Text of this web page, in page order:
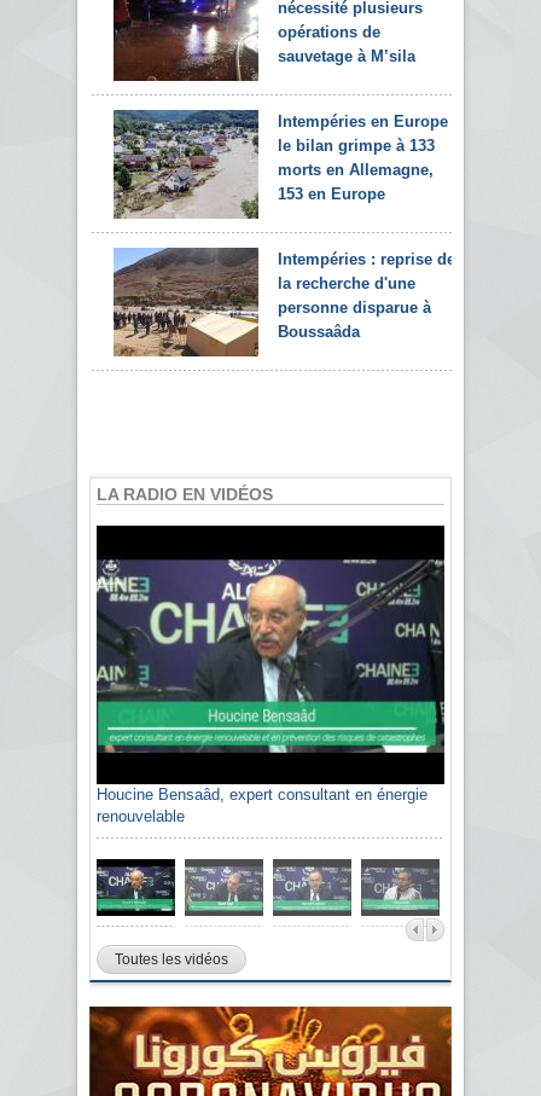
nécessité plusieurs
opérations de
sauvetage à M’sila
Intempéries en Europe :
le bilan grimpe à 133
morts en Allemagne,
153 en Europe
Intempéries : reprise de
la recherche d'une
personne disparue à
Boussaâda
LA RADIO EN VIDÉOS
Houcine Bensaâd, expert consultant en énergie
renouvelable
Toutes les vidéos